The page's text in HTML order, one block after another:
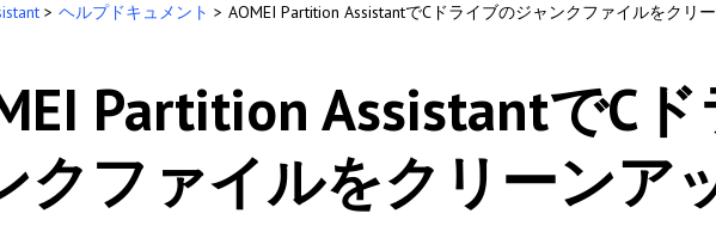
> ヘルプドキュメント > AOMEI Partition AssistantでCドライブのジャンクファイルをクリ
Partition AssistantでC
クファイルをクリーンア